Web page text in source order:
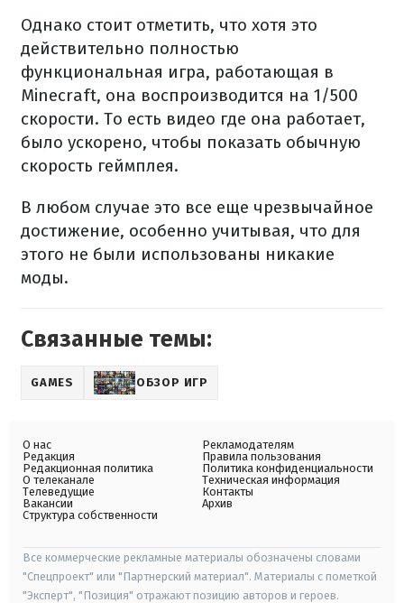
Однако стоит отметить, что хотя это
действительно полностью
функциональная игра, работающая в
Minecraft, она воспроизводится на 1/500
скорости. То есть видео где она работает,
было ускорено, чтобы показать обычную
скорость геймплея.
В любом случае это все еще чрезвычайное
достижение, особенно учитывая, что для
этого не были использованы никакие
моды.
Связанные темы:
GAMES ОБЗОР ИГР
О нас
Редакция
Редакционная политика
О телеканале
Телеведущие
Вакансии
Структура собственности
Рекламодателям
Правила пользования
Политика конфиденциальности
Техническая информация
Контакты
Архив
Все коммерческие рекламные материалы обозначены словами
"Спецпроект" или "Партнерский материал". Материалы с пометкой
"Эксперт", "Позиция" отражают позицию авторов и героев.